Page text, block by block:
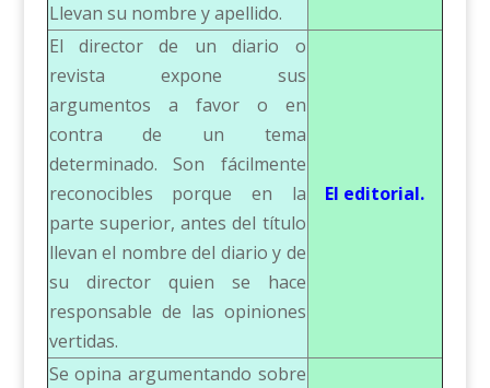
Llevan su nombre y apellido.
El director de un diario o
revista expone sus
argumentos a favor o en
contra de un tema
determinado. Son fácilmente
reconocibles porque en la
parte superior, antes del título
llevan el nombre del diario y de
su director quien se hace
responsable de las opiniones
vertidas.
El editorial.
Se opina argumentando sobre